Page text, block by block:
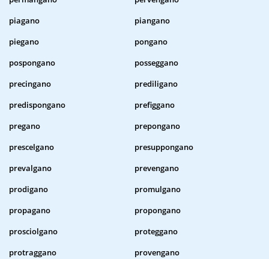
piagano
piangano
piegano
pongano
pospongano
posseggano
precingano
prediligano
predispongano
prefiggano
pregano
prepongano
prescelgano
presuppongano
prevalgano
prevengano
prodigano
promulgano
propagano
propongano
prosciolgano
proteggano
protraggano
provengano